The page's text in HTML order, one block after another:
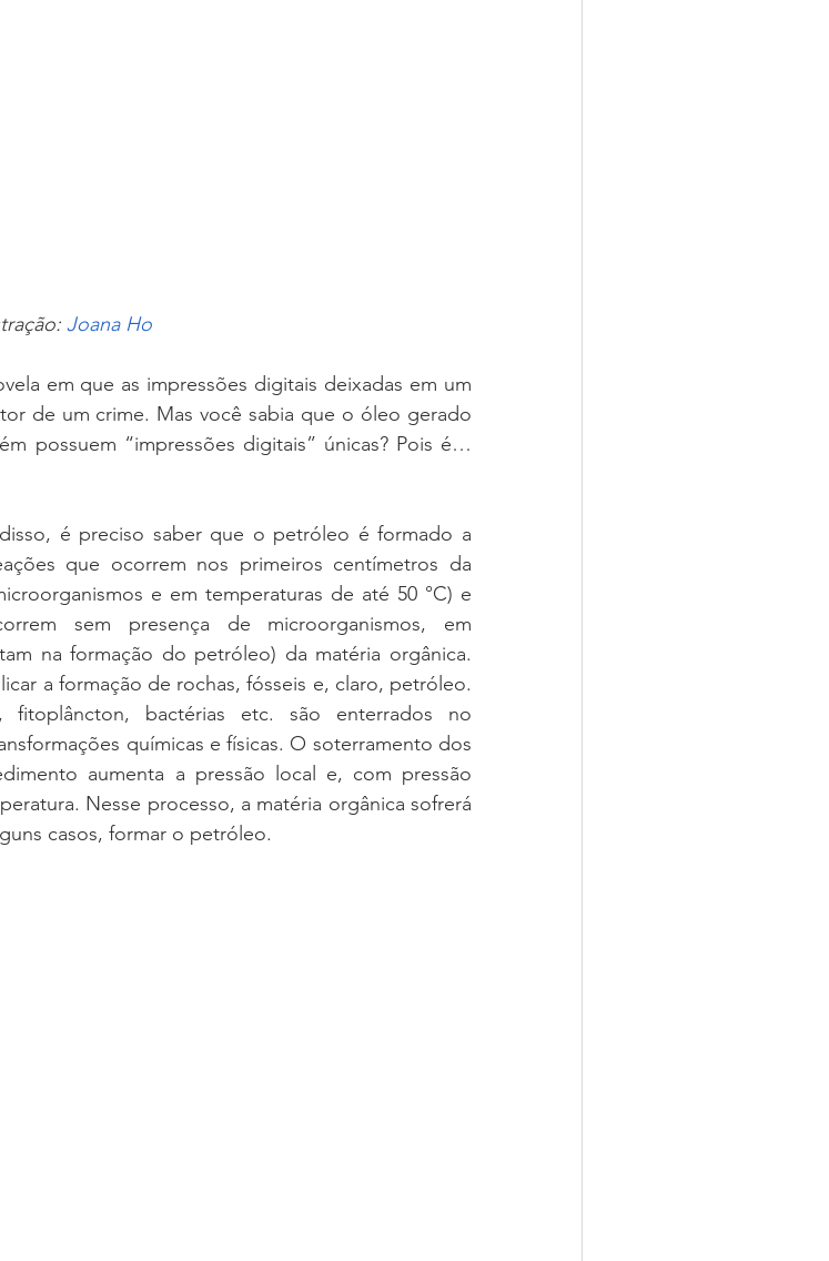
Joana Ho
em que as impressões digitais deixadas em um
de um crime. Mas você sabia que o óleo gerado
possuem “impressões digitais” únicas? Pois é…
é preciso saber que o petróleo é formado a
que ocorrem nos primeiros centímetros da
sem presença de microorganismos, em
na formação do petróleo) da matéria orgânica.
a formação de rochas, fósseis e, claro, petróleo.
fitoplâncton, bactérias etc. são enterrados no
químicas e físicas. O soterramento dos
aumenta a pressão local e, com pressão
Nesse processo, a matéria orgânica sofrerá
casos, formar o petróleo.